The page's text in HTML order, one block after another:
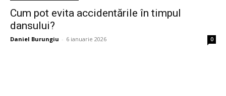
Cum pot evita accidentările în timpul
dansului?
Daniel Burungiu - 6 ianuarie 2026 0